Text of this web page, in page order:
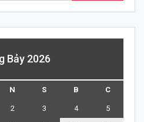
Bảy 2026
N S B C
2 3 4 5